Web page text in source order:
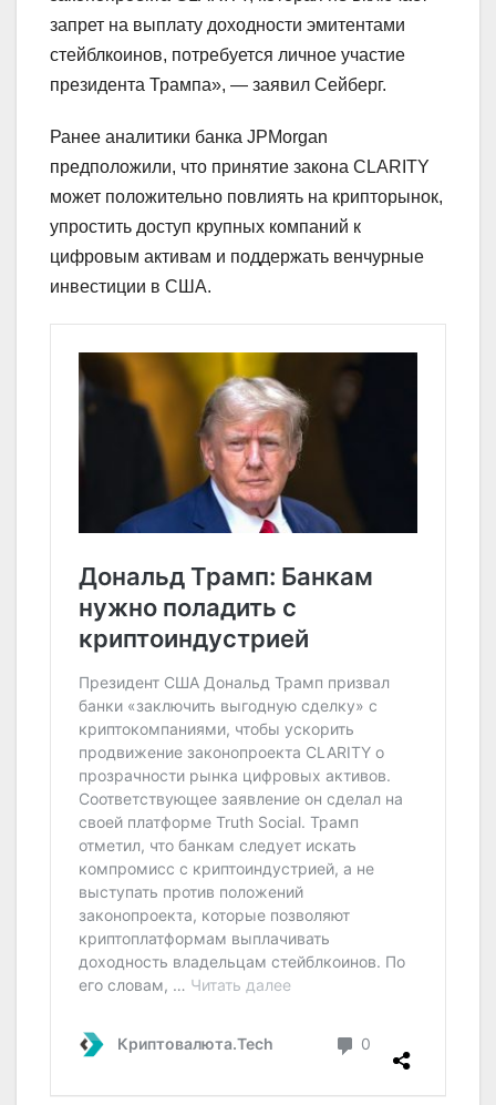
запрет на выплату доходности эмитентами
стейблкоинов, потребуется личное участие
президента Трампа», — заявил Сейберг.
Ранее аналитики банка JPMorgan
предположили, что принятие закона CLARITY
может положительно повлиять на крипторынок,
упростить доступ крупных компаний к
цифровым активам и поддержать венчурные
инвестиции в США.